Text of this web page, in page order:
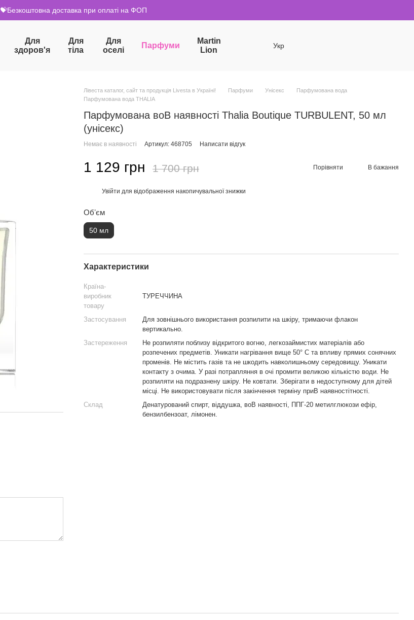
💝Безкоштовна доставка при оплаті на ФОП
Для
здоров'я
Для
тіла
Для
оселі
Парфуми
Martin
Lion
Укр
Лівеста каталог, сайт та продукція Livesta в Україні! Парфуми Унісекс
Парфумована вода
Парфумована вода THALIA
Парфумована воВ наявності Thalia Boutique TURBULENT, 50 мл
(унісекс)
Немає в наявності Артикул: 468705 Написати відгук
1 129 грн 1 700 грн Порівняти В бажання
Увійти для відображення накопичувальної знижки
Обʼєм
50 мл
Характеристики
Країна-
виробник
товару
ТУРЕЧЧИНА
Застосування
Для зовнішнього використання розпилити на шкіру, тримаючи флакон
вертикально.
Застереження
Не розпиляти поблизу відкритого вогню, легкозаймистих матеріалів або
розпечених предметів. Уникати нагрівання вище 50° С та впливу прямих сонячних
променів. Не містить газiв та не шкодить навколишньому середовищу. Уникати
контакту з очима. У разі потрапляння в очі промити великою кількістю води. Не
розпиляти на подразнену шкіру. Не ковтати. Зберігати в недоступному для дітей
місці. Не використовувати після закінчення терміну приВ наявностітності.
Склад
Денатурований спирт, віддушка, воВ наявності, ППГ-20 метилглюкози ефір,
бензилбензоат, лімонен.